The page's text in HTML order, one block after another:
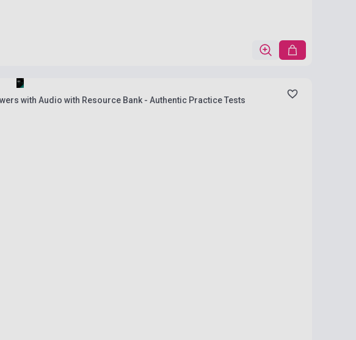
with Audio with Resource Bank - Authentic Practice Tests